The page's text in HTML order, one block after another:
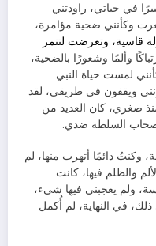
في حياتي، راودتني
وكأنني ضحية مؤامرة،
قاسية، وتعرضت لتنمر
وألمًا وشعورًا بالضحية،
لمست حياة النبي
ويقفون في طريقي، لقد
صغري، كان العديد من
السلطة ضدي.
وكنتُ دائمًا أتهرب منها، لم
والظلم فيها، كانت
ولم يعجبني فيها شيء،
في النهاية، لم أُكمل